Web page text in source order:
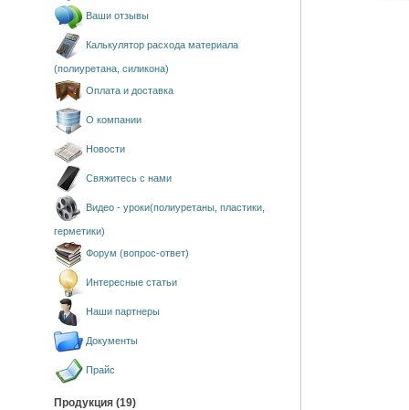
Ваши отзывы
Калькулятор расхода материала
(полиуретана, силикона)
Оплата и доставка
О компании
Новости
Свяжитесь с нами
Видео - уроки(полиуретаны, пластики,
герметики)
Форум (вопрос-ответ)
Интересные статьи
Наши партнеры
Документы
Прайс
Продукция (19)